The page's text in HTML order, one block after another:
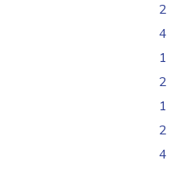
2
4
1
2
1
2
4